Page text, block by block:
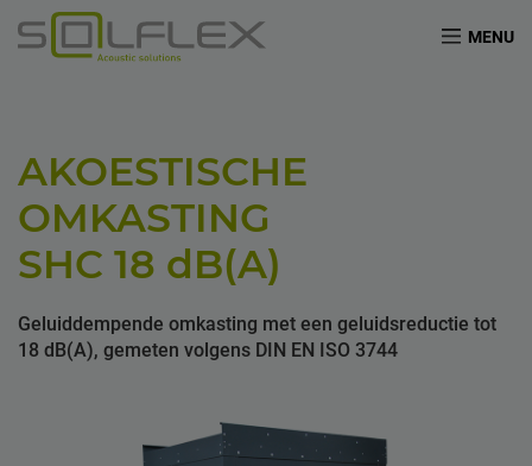
MENU
AKOESTISCHE
OMKASTING
SHC 18 dB(A)
Geluiddempende omkasting met een geluidsreductie tot
18 dB(A), gemeten volgens DIN EN ISO 3744